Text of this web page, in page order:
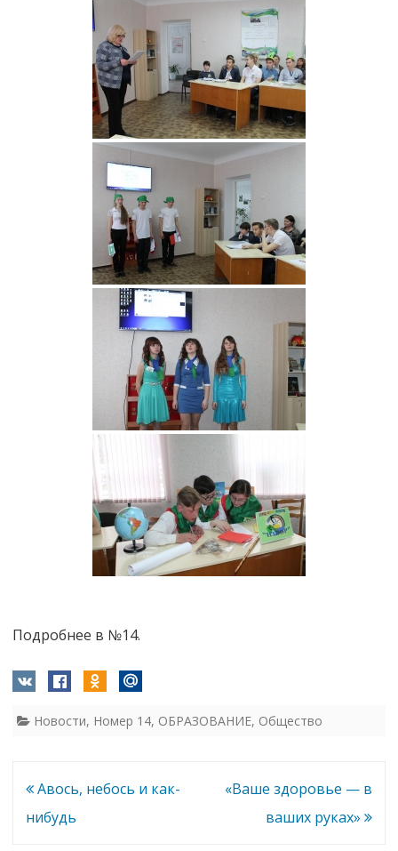
Подробнее в №14.
Новости, Номер 14, ОБРАЗОВАНИЕ, Общество
Навигация
по
Авось, небось и как-
нибудь
«Ваше здоровье — в
ваших руках»